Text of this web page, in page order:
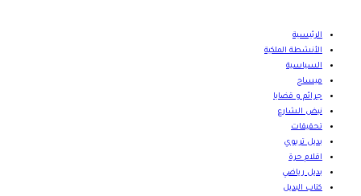
الرئيسية
الأنشطة الملكية
السياسية
ميساج
جرائم و قضايا
نبض الشارع
تحقيقات
بديل تربوي
اقلام حرة
بديل رياضي
كتاب البديل